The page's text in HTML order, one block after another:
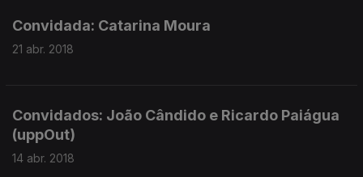
Convidada: Catarina Moura
21 abr. 2018
Convidados: João Cândido e Ricardo Paiágua
(uppOut)
14 abr. 2018